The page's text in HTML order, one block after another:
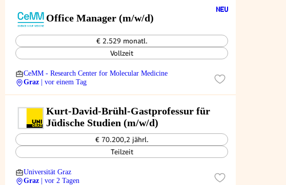
Office Manager (m/w/d)
€ 2.529 monatl.
Vollzeit
CeMM - Research Center for Molecular Medicine
Graz
| vor einem Tag
Kurt-David-Brühl-Gastprofessur für
Jüdische Studien (m/w/d)
€ 70.200,2 jährl.
Teilzeit
Universität Graz
Graz
| vor 2 Tagen